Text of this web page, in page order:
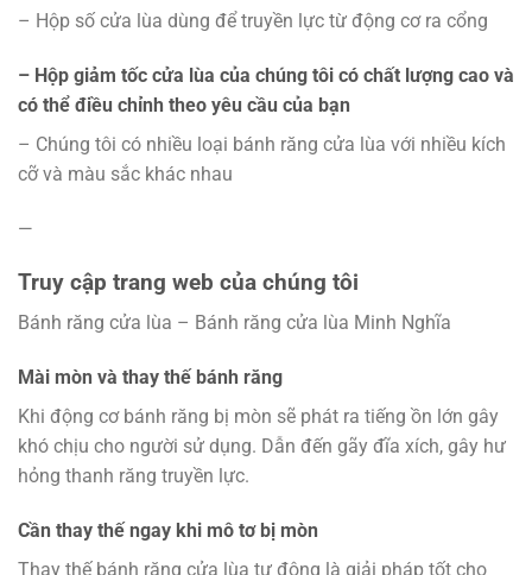
– Hộp số cửa lùa dùng để truyền lực từ động cơ ra cổng
– Hộp giảm tốc cửa lùa của chúng tôi có chất lượng cao và
có thể điều chỉnh theo yêu cầu của bạn
– Chúng tôi có nhiều loại bánh răng cửa lùa với nhiều kích
cỡ và màu sắc khác nhau
—
Truy cập trang web của chúng tôi
Bánh răng cửa lùa – Bánh răng cửa lùa Minh Nghĩa
Mài mòn và thay thế bánh răng
Khi động cơ bánh răng bị mòn sẽ phát ra tiếng ồn lớn gây
khó chịu cho người sử dụng. Dẫn đến gãy đĩa xích, gây hư
hỏng thanh răng truyền lực.
Cần thay thế ngay khi mô tơ bị mòn
Thay thế bánh răng cửa lùa tự động là giải pháp tốt cho